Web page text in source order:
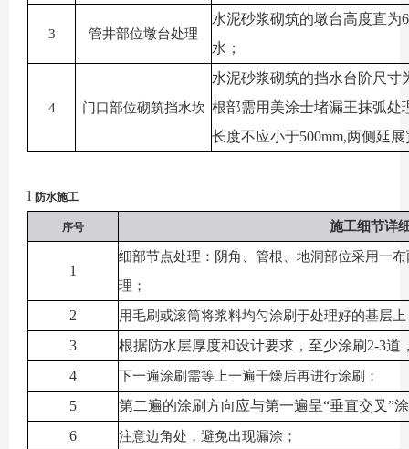
3 管井部位墩台处理
水泥砂浆砌筑的墩台高度直为
水；
4 门口部位砌筑挡水坎
水泥砂浆砌筑的挡水台阶尺寸
根部需用美涂士堵漏王抹弧处
长度不应小于500mm,两侧延
l 防水施工
序号 施工细节详
1
细部节点处理：阴角、管根、地洞部位采用一
理；
2 用毛刷或滚筒将浆料均匀涂刷于处理好的基层
3 根据防水层厚度和设计要求，至少涂刷 2-3道
4
下一遍涂刷需等上一遍干燥后再进行涂刷；
5 第二遍的涂刷方向应与第一遍呈“垂直交叉”
6
注意边角处，避免出现漏涂；